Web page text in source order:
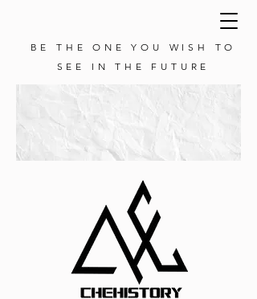
BE THE ONE YOU WISH TO
SEE IN THE FUTURE